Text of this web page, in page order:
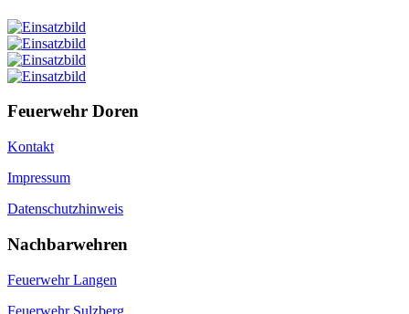
Feuerwehr Doren
Kontakt
Impressum
Datenschutzhinweis
Nachbarwehren
Feuerwehr Langen
Feuerwehr Sulzberg